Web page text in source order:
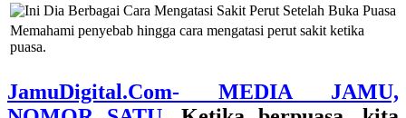
Memahami penyebab hingga cara mengatasi perut sakit ketika
puasa.
JamuDigital.Com- MEDIA JAMU,